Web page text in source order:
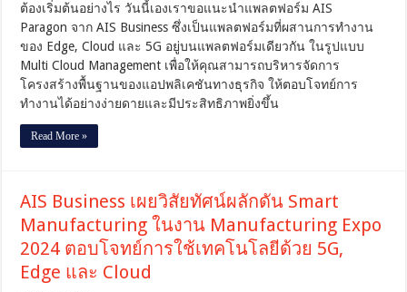
ต้องเริ่มต้นอย่างไร วันนี้เองเราขอแนะนำแพลตฟอร์ม AIS
Paragon จาก AIS Business ซึ่งเป็นแพลตฟอร์มที่ผสานการทำงาน
ของ Edge, Cloud และ 5G อยู่บนแพลตฟอร์มเดียวกัน ในรูปแบบ
Multi Cloud Management เพื่อให้คุณสามารถบริหารจัดการ
โครงสร้างพื้นฐานของแอปพลิเคชันทางธุรกิจ ให้ตอบโจทย์การ
ทำงานได้อย่างง่ายดายและมีประสิทธิภาพยิ่งขึ้น
Read More »
AIS Business เผยวิสัยทัศน์ผลักดัน Smart
Manufacturing ในงาน Manufacturing Expo
2024 ตอบโจทย์การใช้เทคโนโลยีด้วย 5G,
Edge และ Cloud